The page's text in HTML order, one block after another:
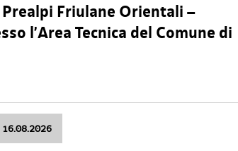
Friulane Orientali –
l’Area Tecnica del Comune di